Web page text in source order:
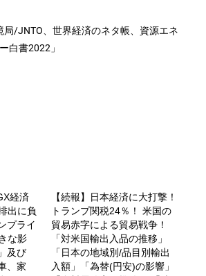
局/JNTO、世界経済のネタ帳、資源エネ
白書2022」
経済
出に負
プライ
な影
及び
、家
【続報】日本経済に大打撃！
トランプ関税24％！ 米国の
貿易赤字による貿易戦争！
「対米国輸出入品の推移」
「日本の地域別/品目別輸出
入額」「為替(円安)の影響」